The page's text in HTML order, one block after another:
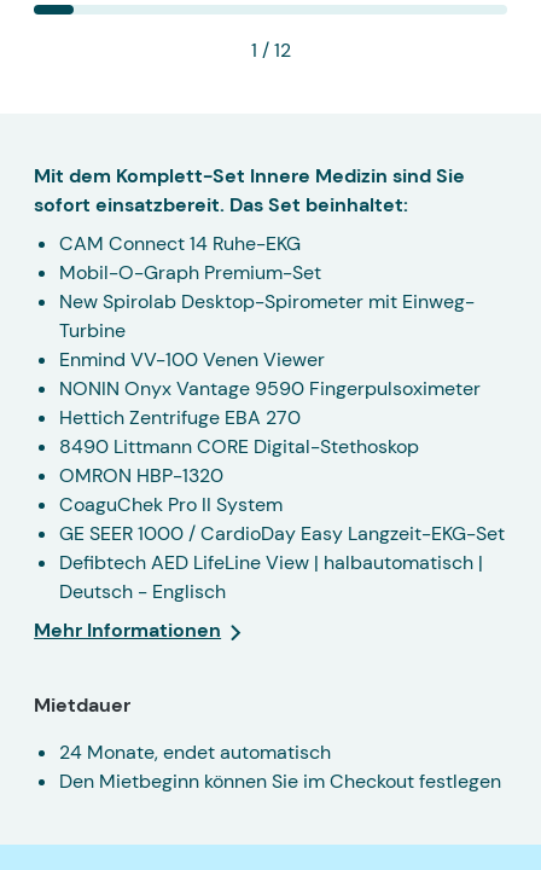
1 / 12
Mit dem Komplett-Set Innere Medizin sind Sie
sofort einsatzbereit. Das Set beinhaltet:
CAM Connect 14 Ruhe-EKG
Mobil-O-Graph Premium-Set
New Spirolab Desktop-Spirometer mit Einweg-
Turbine
Enmind VV-100 Venen Viewer
NONIN Onyx Vantage 9590 Fingerpulsoximeter
Hettich Zentrifuge EBA 270
8490 Littmann CORE Digital-Stethoskop
OMRON HBP-1320
CoaguChek Pro II System
GE SEER 1000 / CardioDay Easy Langzeit-EKG-Set
Defibtech AED LifeLine View | halbautomatisch |
Deutsch - Englisch
Mehr Informationen
Mietdauer
24 Monate, endet automatisch
Den Mietbeginn können Sie im Checkout festlegen